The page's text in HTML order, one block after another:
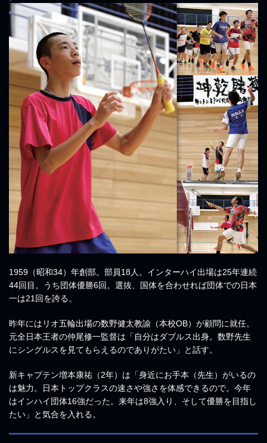
1959（昭和34）年創部。部員18人。インターハイ出場は25年連続
44回目。うち団体優勝6回。選抜、国体を合わせれば団体での日本
一は21回を誇る。
昨年にはリオ五輪出場の数野健太教諭（本校OB）が顧問に就任。
元全日本王者の仲尾修一監督は「自分はダブルス出身。数野先生
にシングルスを見てもらえるのでありがたい」と話す。
新キャプテン増本康祐（2年）は「身近にお手本（先生）がいるの
は魅力。日本トップクラスの速さや強さを体感できるので。今年
はインハイ団体16強だった。来年は8強入り、そして優勝を目指し
たい」と気合を入れる。